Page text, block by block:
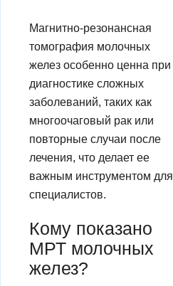
Магнитно-резонансная
томография молочных
желез особенно ценна при
диагностике сложных
заболеваний, таких как
многоочаговый рак или
повторные случаи после
лечения, что делает ее
важным инструментом для
специалистов.
Кому показано
МРТ молочных
желез?